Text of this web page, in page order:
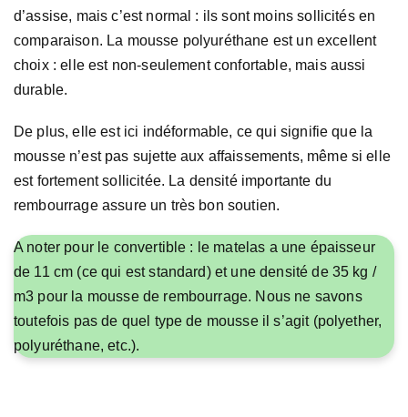
d’assise, mais c’est normal : ils sont moins sollicités en
comparaison. La mousse polyuréthane est un excellent
choix : elle est non-seulement confortable, mais aussi
durable.
De plus, elle est ici indéformable, ce qui signifie que la
mousse n’est pas sujette aux affaissements, même si elle
est fortement sollicitée. La densité importante du
rembourrage assure un très bon soutien.
A noter pour le convertible : le matelas a une épaisseur
de 11 cm (ce qui est standard) et une densité de 35 kg /
m3 pour la mousse de rembourrage. Nous ne savons
toutefois pas de quel type de mousse il s’agit (polyether,
polyuréthane, etc.).